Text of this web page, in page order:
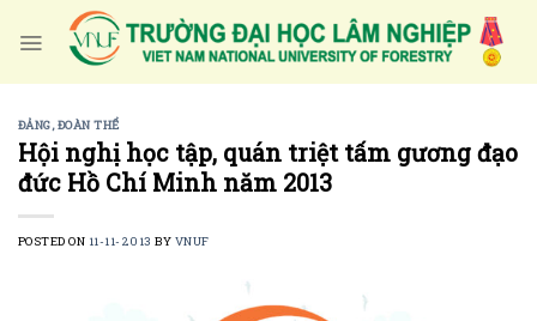
ĐẢNG, ĐOÀN THỂ
Hội nghị học tập, quán triệt tấm gương đạo
đức Hồ Chí Minh năm 2013
POSTED ON 11-11-2013 BY VNUF